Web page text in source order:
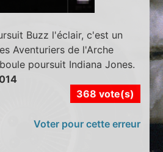
Buzz l'éclair, c'est un
Aventuriers de l'Arche
poursuit Indiana Jones.
368 vote(s)
Voter pour cette erreur